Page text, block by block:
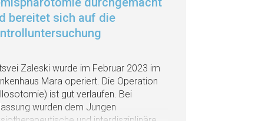
bereitet sich auf die
Zaleski wurde im Februar 2023 im
Mara operiert. Die Operation
ist gut verlaufen. Bei
wurden dem Jungen